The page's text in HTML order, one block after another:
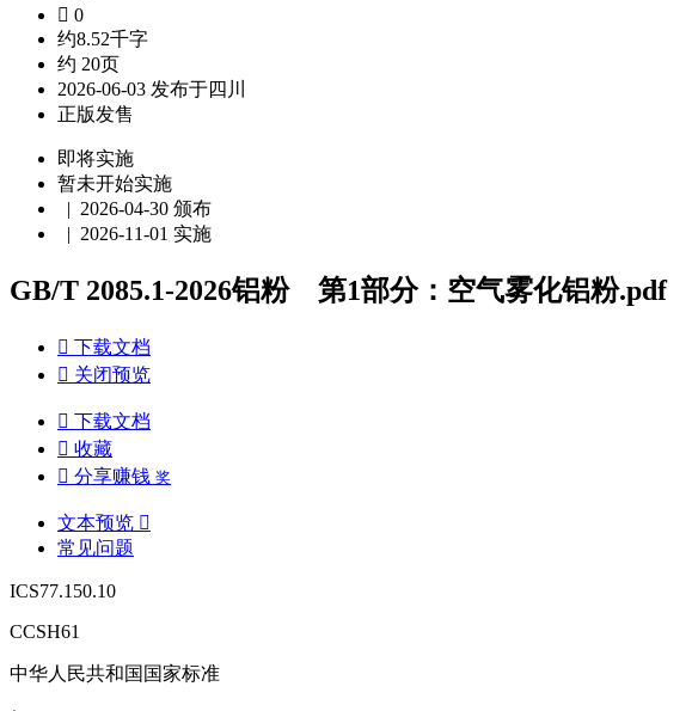
 0
约8.52千字
约 20页
2026-06-03 发布于四川
正版发售
即将实施
暂未开始实施
| 2026-04-30 颁布
| 2026-11-01 实施
GB/T 2085.1-2026铝粉 第1部分：空气雾化铝粉.pdf
 下载文档
 关闭预览
 下载文档
 收藏
 分享赚钱 奖
文本预览 
常见问题
ICS77.150.10
CCSH61
中华人民共和国国家标准